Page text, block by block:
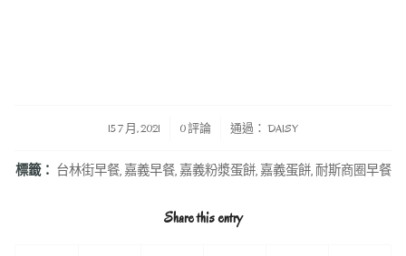
15 7 月, 2021
/ 0 評論 通過： DAISY
標籤： 台林街早餐, 嘉義早餐, 嘉義粉漿蛋餅, 嘉義蛋餅,耐斯商圈早餐
Share this entry